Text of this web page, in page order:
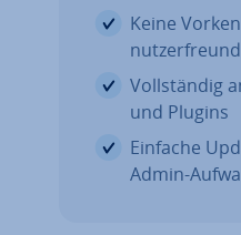
Keine
Voll­stän­dig
und Plugins
Einfache
Admin-